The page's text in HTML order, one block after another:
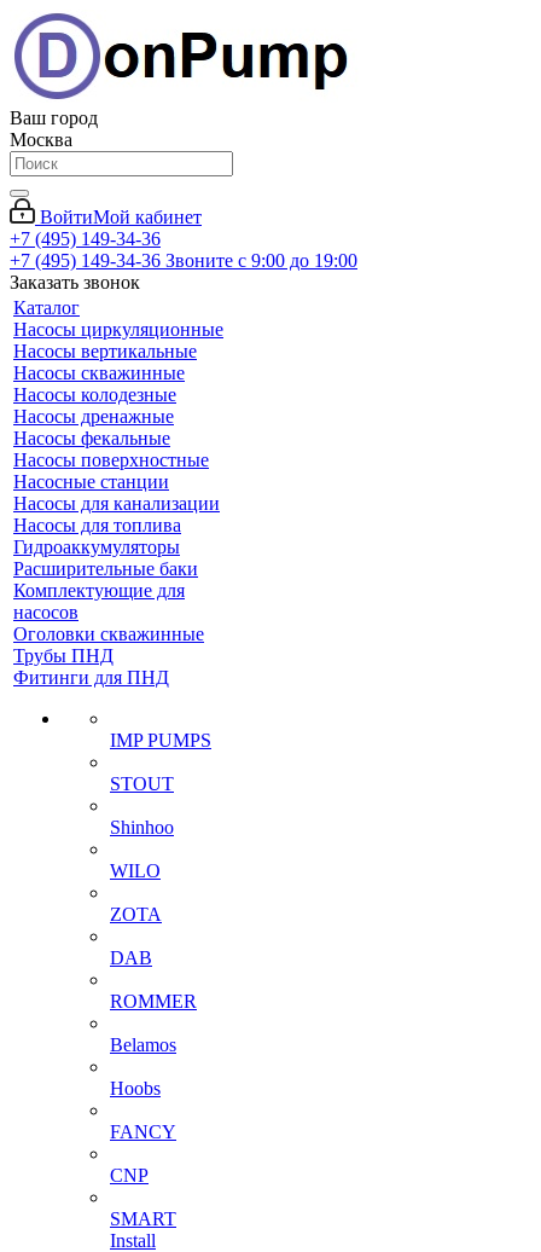
Ваш город
Москва
ВойтиМой кабинет
+7 (495) 149-34-36
+7 (495) 149-34-36 Звоните с 9:00 до 19:00
Заказать звонок
Каталог
Насосы циркуляционные
Насосы вертикальные
Насосы скважинные
Насосы колодезные
Насосы дренажные
Насосы фекальные
Насосы поверхностные
Насосные станции
Насосы для канализации
Насосы для топлива
Гидроаккумуляторы
Расширительные баки
Комплектующие для
насосов
Оголовки скважинные
Трубы ПНД
Фитинги для ПНД
IMP PUMPS
STOUT
Shinhoo
WILO
ZOTA
DAB
ROMMER
Belamos
Hoobs
FANCY
CNP
SMART
Install